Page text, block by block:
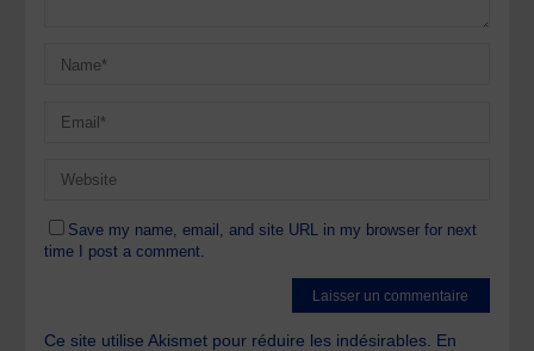
Save my name, email, and site URL in my browser for next
time I post a comment.
Ce site utilise Akismet pour réduire les indésirables. En